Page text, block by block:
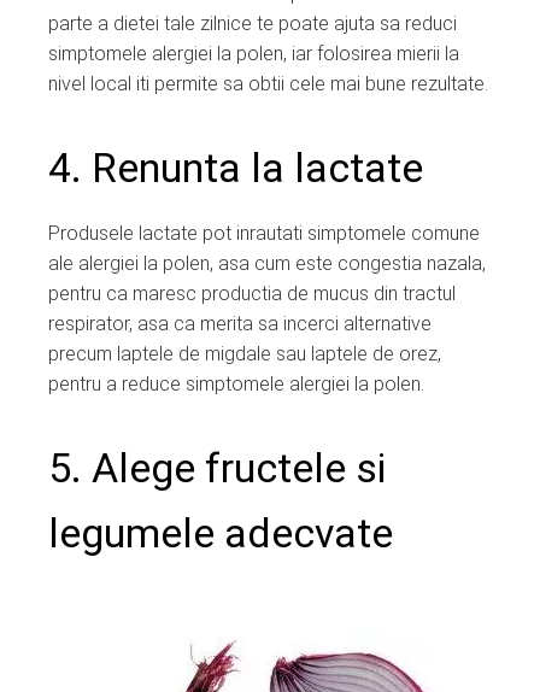
parte a dietei tale zilnice te poate ajuta sa reduci
simptomele alergiei la polen, iar folosirea mierii la
nivel local iti permite sa obtii cele mai bune rezultate.
4. Renunta la lactate
Produsele lactate pot inrautati simptomele comune
ale alergiei la polen, asa cum este congestia nazala,
pentru ca maresc productia de mucus din tractul
respirator, asa ca merita sa incerci alternative
precum laptele de migdale sau laptele de orez,
pentru a reduce simptomele alergiei la polen.
5. Alege fructele si
legumele adecvate